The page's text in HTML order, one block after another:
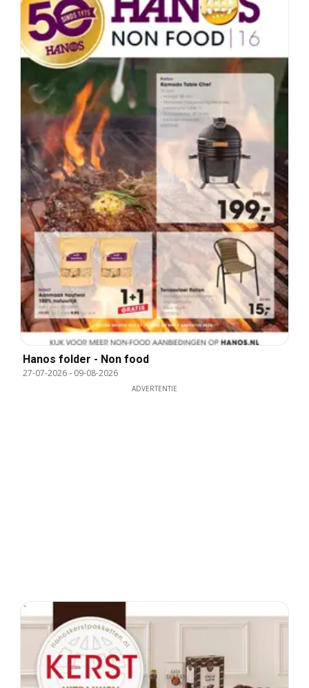
Hanos folder - Non food
27-07-2026- 09-08-2026
ADVERTENTIE